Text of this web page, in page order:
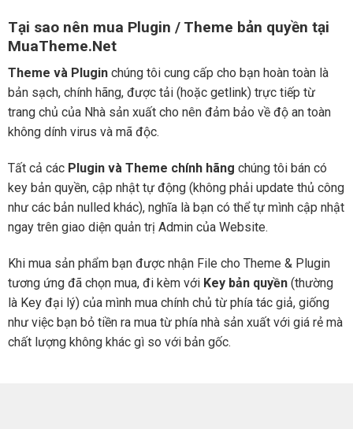
Tại sao nên mua Plugin / Theme bản quyền tại
MuaTheme.Net
Theme và Plugin chúng tôi cung cấp cho bạn hoàn toàn là
bản sạch, chính hãng, được tải (hoặc getlink) trực tiếp từ
trang chủ của Nhà sản xuất cho nên đảm bảo về độ an toàn
không dính virus và mã độc.
Tất cả các Plugin và Theme chính hãng chúng tôi bán có
key bản quyền, cập nhật tự động (không phải update thủ công
như các bản nulled khác), nghĩa là bạn có thể tự mình cập nhật
ngay trên giao diện quản trị Admin của Website.
Khi mua sản phẩm bạn được nhận File cho Theme & Plugin
tương ứng đã chọn mua, đi kèm với Key bản quyền (thường
là Key đại lý) của mình mua chính chủ từ phía tác giả, giống
như việc bạn bỏ tiền ra mua từ phía nhà sản xuất với giá rẻ mà
chất lượng không khác gì so với bản gốc.